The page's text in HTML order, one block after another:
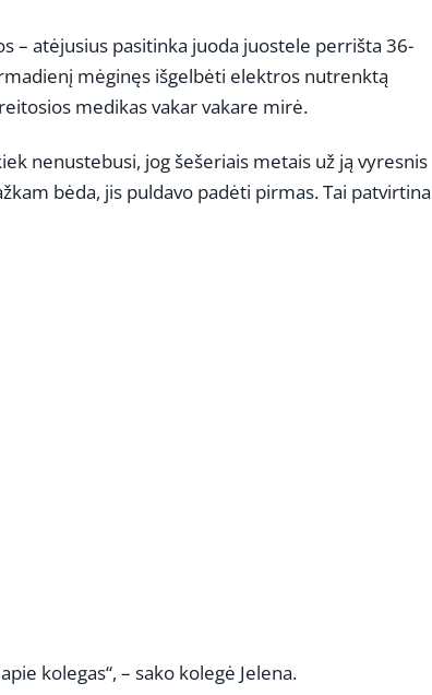
– atėjusius pasitinka juoda juostele perrišta 36-
mėginęs išgelbėti elektros nutrenktą
medikas vakar vakare mirė.
nenustebusi, jog šešeriais metais už ją vyresnis
bėda, jis puldavo padėti pirmas. Tai patvirtina
kolegas“, – sako kolegė Jelena.